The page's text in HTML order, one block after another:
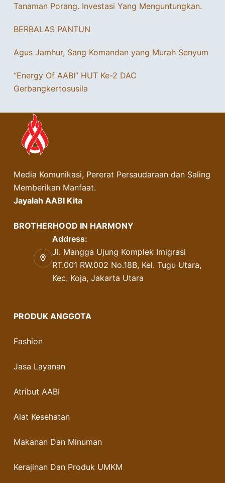
Tanaman Porang. Investasi Yang Menguntungkan.
BERBALAS PANTUN
Agus Jamhur, Sang Komandan yang Murah Senyum
“Energy Of AABI” HUT Ke-2 DAC
Gerbangkertosusila
Media Komunikasi, Pererat Persaudaraan dan Saling
Memberikan Manfaat.
Jayalah AABI Kita
BROTHERHOOD IN HARMONY
Address:
Jl. Mangga Ujung Komplek Imigrasi
RT.001 RW.002 No.18B, Kel. Tugu Utara,
Kec. Koja, Jakarta Utara
PRODUK ANGGOTA
Fashion
Jasa Layanan
Atribut AABI
Alat Kesehatan
Makanan Dan Minuman
Kerajinan Dan Produk UMKM